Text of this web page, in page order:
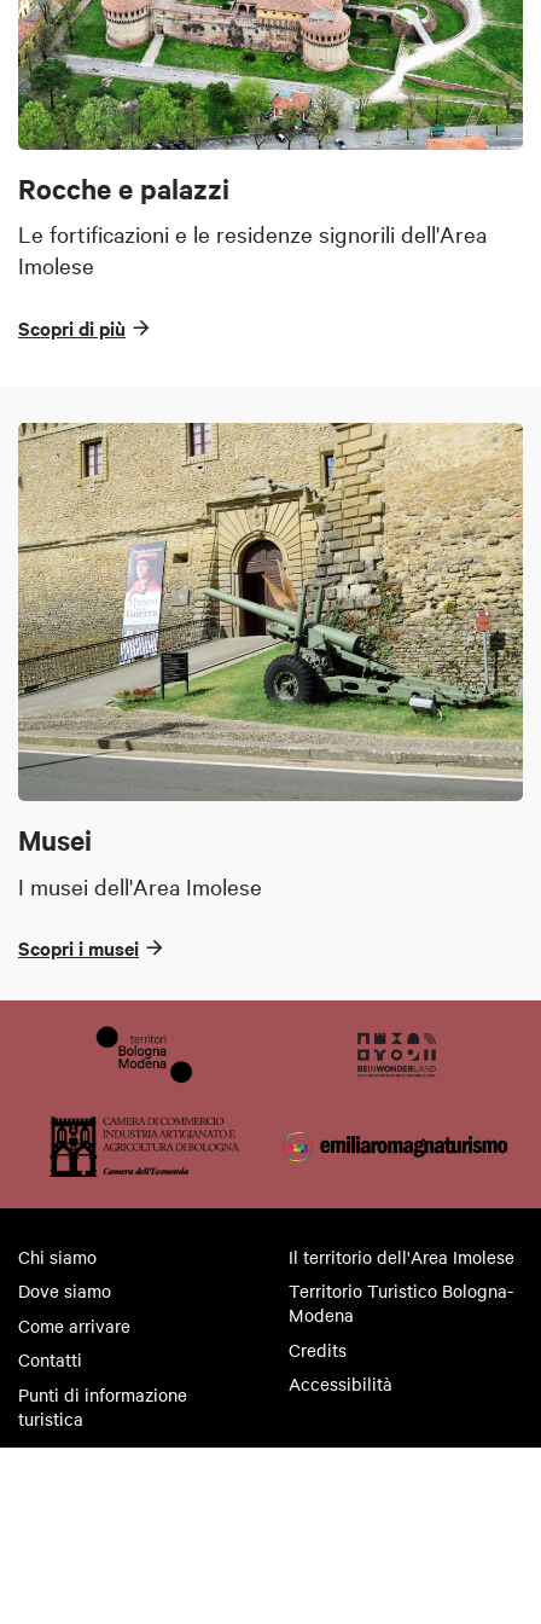
Rocche e palazzi
Le fortificazioni e le residenze signorili dell'Area
Imolese
Scopri di più
Musei
I musei dell'Area Imolese
Scopri i musei
Chi siamo
Dove siamo
Come arrivare
Contatti
Punti di informazione
turistica
Il territorio dell'Area Imolese
Territorio Turistico Bologna-
Modena
Credits
Accessibilità